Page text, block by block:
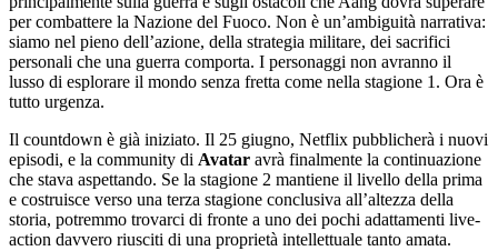
per combattere la Nazione del Fuoco. Non è un’ambiguità narrativa:
siamo nel pieno dell’azione, della strategia militare, dei sacrifici
personali che una guerra comporta. I personaggi non avranno il
lusso di esplorare il mondo senza fretta come nella stagione 1. Ora è
tutto urgenza.
Il countdown è già iniziato. Il 25 giugno, Netflix pubblicherà i nuovi
episodi, e la community di Avatar avrà finalmente la continuazione
che stava aspettando. Se la stagione 2 mantiene il livello della prima
e costruisce verso una terza stagione conclusiva all’altezza della
storia, potremmo trovarci di fronte a uno dei pochi adattamenti live-
action davvero riusciti di una proprietà intellettuale tanto amata.